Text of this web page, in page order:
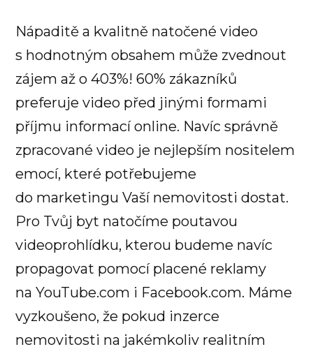
Nápaditě a kvalitně natočené video
s hodnotným obsahem může zvednout
zájem až o 403%! 60% zákazníků
preferuje video před jinými formami
příjmu informací online. Navíc správně
zpracované video je nejlepším nositelem
emocí, které potřebujeme
do marketingu Vaší nemovitosti dostat.
Pro Tvůj byt natočíme poutavou
videoprohlídku, kterou budeme navíc
propagovat pomocí placené reklamy
na YouTube.com i Facebook.com. Máme
vyzkoušeno, že pokud inzerce
nemovitosti na jakémkoliv realitním